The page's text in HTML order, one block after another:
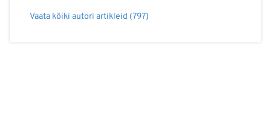
Vaata kõiki autori artikleid (797)